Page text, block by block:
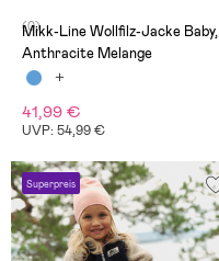
(0)
Mikk-Line Wollfilz-Jacke Baby,
Anthracite Melange
41,99 €
UVP: 54,99 €
Superpreis